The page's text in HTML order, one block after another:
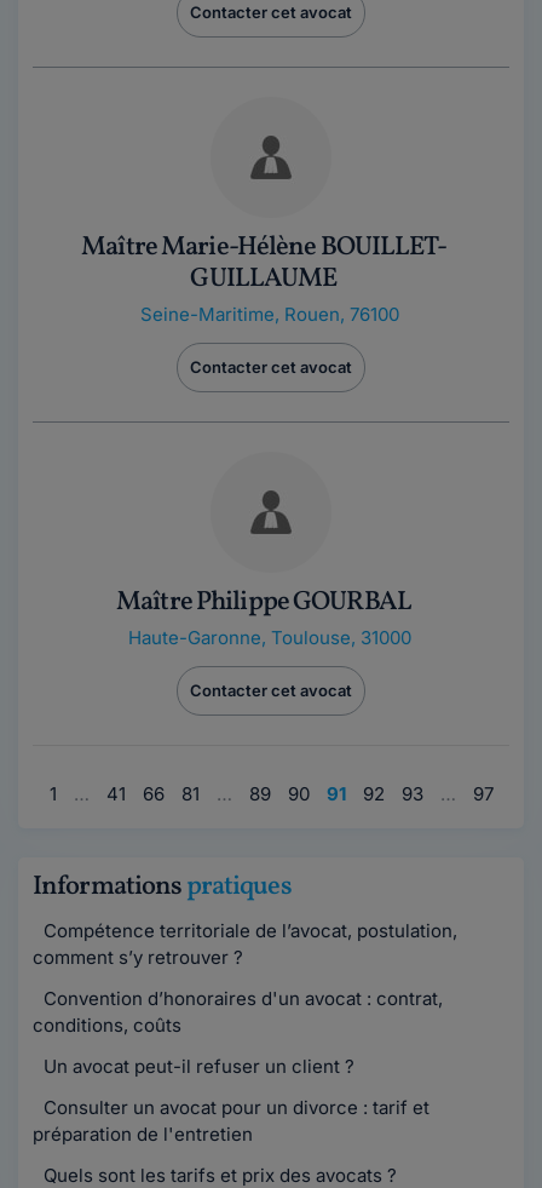
Contacter cet avocat
Maître Marie-Hélène BOUILLET-
GUILLAUME
Seine-Maritime, Rouen, 76100
Contacter cet avocat
Maître Philippe GOURBAL
Haute-Garonne, Toulouse, 31000
Contacter cet avocat
1 … 41 66 81 … 89 90 91 92 93 … 97
Informationspratiques
Compétence territoriale de l’avocat, postulation,
comment s’y retrouver ?
Convention d’honoraires d'un avocat : contrat,
conditions, coûts
Un avocat peut-il refuser un client ?
Consulter un avocat pour un divorce : tarif et
préparation de l'entretien
Quels sont les tarifs et prix des avocats ?